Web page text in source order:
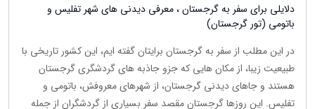
دلایلی برای سفر به گرجستان ، معرفی دیدنی های شهر تفلیس و
باتومی (تور گرجستان)
در این مطلب از سفر به گرجستان برایتان گفته ایم، این کشور تاریخی با
طبیعیت زیبا، از مکان هایی که جزو جاذبه های گردشگری گرجستان
هستند و جاهای دیدنی گرجستان، از شهرهای معروفش، باتومی و
تفلیس. این روزها گرجستان مقصد سفر بسیاری از گردشگران از جمله